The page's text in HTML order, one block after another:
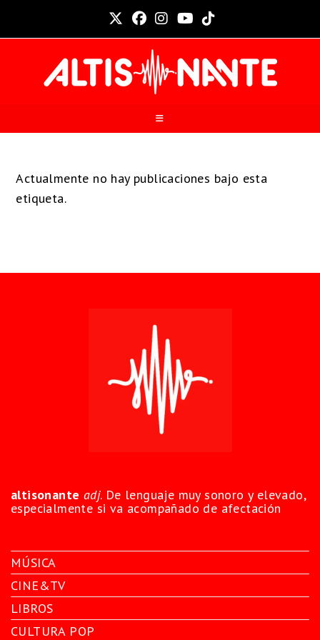
Actualmente no hay publicaciones bajo esta
etiqueta.
altisonante adj. De lenguaje muy sonoro y elevado,
especialmente si va acompañado de afectación
MÚSICA
CINE&TV
LIBROS
CULTURA POP